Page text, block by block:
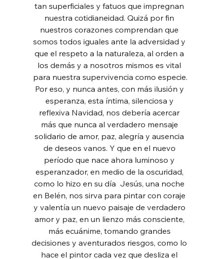
tan superficiales y fatuos que impregnan
nuestra cotidianeidad. Quizá por fin
nuestros corazones comprendan que
somos todos iguales ante la adversidad y
que el respeto a la naturaleza, al orden a
los demás y a nosotros mismos es vital
para nuestra supervivencia como especie.
Por eso, y nunca antes, con más ilusión y
esperanza, esta íntima, silenciosa y
reflexiva Navidad, nos debería acercar
más que nunca al verdadero mensaje
solidario de amor, paz, alegría y ausencia
de deseos vanos. Y que en el nuevo
período que nace ahora luminoso y
esperanzador, en medio de la oscuridad,
como lo hizo en su día  Jesús, una noche
en Belén, nos sirva para pintar con coraje
y valentía un nuevo paisaje de verdadero
amor y paz, en un lienzo más consciente,
más ecuánime, tomando grandes
decisiones y aventurados riesgos, como lo
hace el pintor cada vez que desliza el